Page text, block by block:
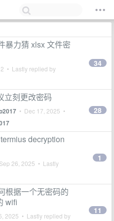
暴力猜 xlsx 文件密
• Lastly replied by
34
立刻更改密码
• Dec 17, 2025 •
28
decryption
Sep 26, 2025 • Lastly
1
根据一个无密码的
wifi
2025 • Lastly replied by
11